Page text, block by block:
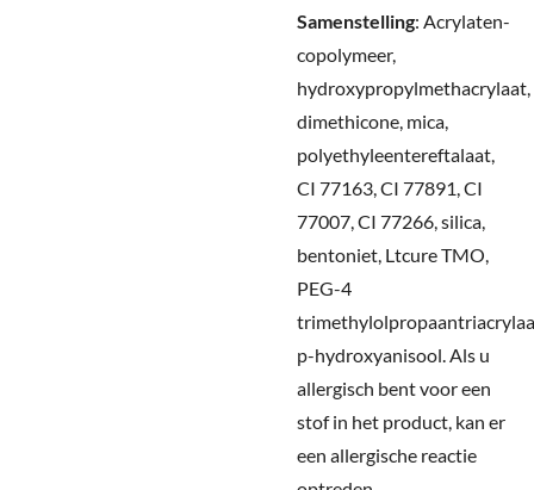
Samenstelling: Acrylaten-
copolymeer,
hydroxypropylmethacrylaat,
dimethicone, mica,
polyethyleentereftalaat,
CI 77163, CI 77891, CI
77007, CI 77266, silica,
bentoniet, Ltcure TMO,
PEG-4
p-hydroxyanisool.Als u
allergisch bent voor een
stof in het product, kan er
een allergische reactie